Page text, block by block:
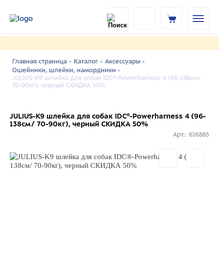
Главная страница - Каталог - Аксессуары -
Ошейники, шлейки, намордники -
JULIUS-K9 шлейка для собак IDC®-Powerharness 4 (96-138см/
70-90кг), черный СКИДКА 50%
JULIUS-K9 шлейка для собак IDC®-Powerharness 4 (96-
138см/ 70-90кг), черный СКИДКА 50%
Арт.: 616885